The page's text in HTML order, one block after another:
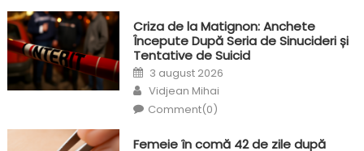
Criza de la Matignon: Anchete
Începute După Seria de Sinucideri și
Tentative de Suicid
Posted
on
3 august 2026
Author
Vidjean Mihai
Comment(0)
Femeie în comă 42 de zile după